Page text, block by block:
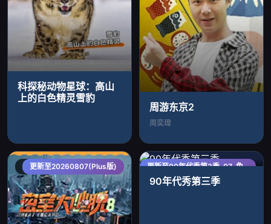
科探秘动物星球：高山
上的白色精灵雪豹
周游东京2
周奕瑋
大陆综艺
更新至20260807(Plus版) 欧美综艺
更新至90年代秀第3季-07-免
费在线观看-爱壹帆国际版
90年代秀第三季